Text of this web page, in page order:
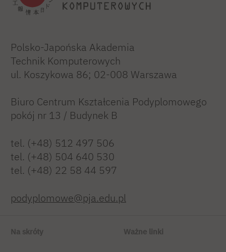
Polsko-Japońska Akademia
Technik Komputerowych
ul. Koszykowa 86; 02-008 Warszawa
Biuro Centrum Kształcenia Podyplomowego
pokój nr 13 / Budynek B
tel. (+48) 512 497 506
tel. (+48) 504 640 530
tel. (+48) 22 58 44 597
podyplomowe@pja.edu.pl
Na skróty Ważne linki